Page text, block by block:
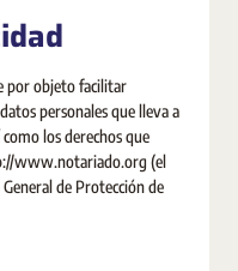
por objeto facilitar
personales que lleva a
los derechos que
www.notariado.org (el
de Protección de